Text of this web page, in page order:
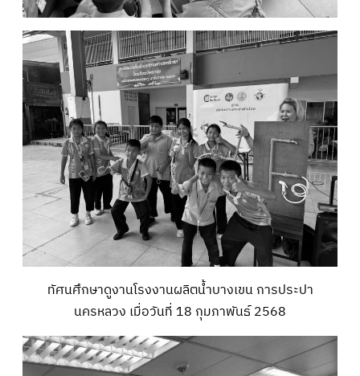
ทัศนศึกษาดูงานโรงงานผลิตน้ำบางเขน การประปา
นครหลวง เมื่อวันที่ 18 กุมภาพันธ์ 2568